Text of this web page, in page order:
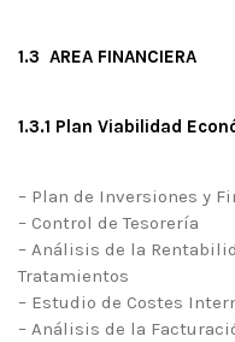
1.3 AREA FINANCIERA
1.3.1 Plan Viabilidad
– Plan de Inversiones y
– Control de Tesorería
– Análisis de la
Tratamientos
– Estudio de Costes
– Análisis de la